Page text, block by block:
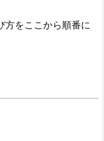
方をここから順番に